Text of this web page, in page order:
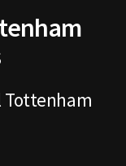
Tottenham